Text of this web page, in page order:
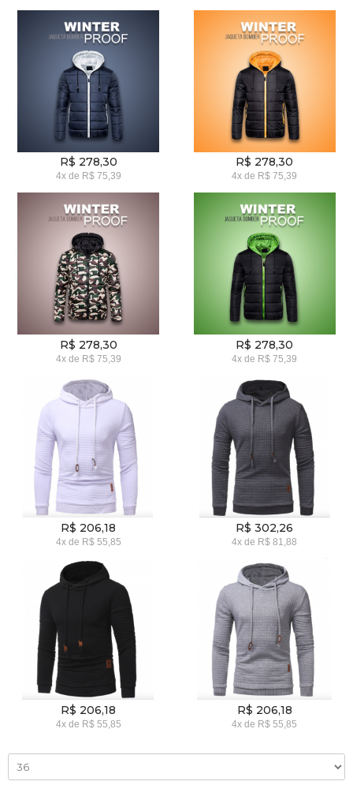
R$ 278,30
4xde R$ 75,39
R$ 278,30
4x de R$ 75,39
R$ 278,30
4xde R$ 75,39
R$ 278,30
4x de R$ 75,39
R$ 206,18
4xde R$ 55,85
R$ 302,26
4x de R$ 81,88
R$ 206,18
4xde R$ 55,85
R$ 206,18
4x de R$ 55,85